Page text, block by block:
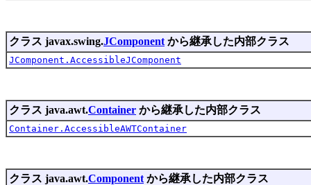
クラス javax.swing.JComponent から継承した内部クラス
JComponent.AccessibleJComponent
クラス java.awt.Container から継承した内部クラス
Container.AccessibleAWTContainer
クラス java.awt.Component から継承した内部クラス